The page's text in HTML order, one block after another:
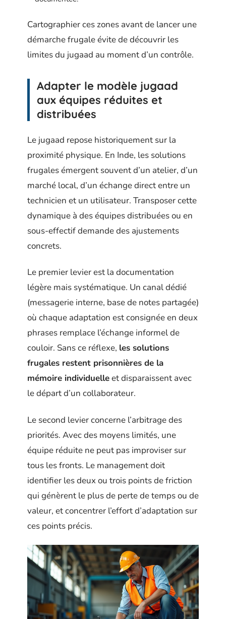
Cartographier ces zones avant de lancer une
démarche frugale évite de découvrir les
limites du jugaad au moment d’un contrôle.
Adapter le modèle jugaad
aux équipes réduites et
distribuées
Le jugaad repose historiquement sur la
proximité physique. En Inde, les solutions
frugales émergent souvent d’un atelier, d’un
marché local, d’un échange direct entre un
technicien et un utilisateur. Transposer cette
dynamique à des équipes distribuées ou en
sous-effectif demande des ajustements
concrets.
Le premier levier est la documentation
légère mais systématique. Un canal dédié
(messagerie interne, base de notes partagée)
où chaque adaptation est consignée en deux
phrases remplace l’échange informel de
couloir. Sans ce réflexe, les solutions
frugales restent prisonnières de la
mémoire individuelleet disparaissent avec
le départ d’un collaborateur.
Le second levier concerne l’arbitrage des
priorités. Avec des moyens limités, une
équipe réduite ne peut pas improviser sur
tous les fronts. Le management doit
identifier les deux ou trois points de friction
qui génèrent le plus de perte de temps ou de
valeur, et concentrer l’effort d’adaptation sur
ces points précis.